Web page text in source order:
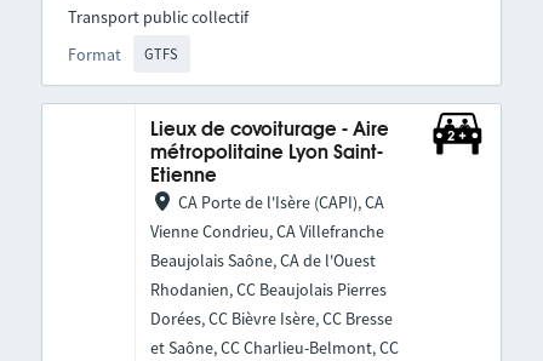
Format GTFS
Transport public collectif
Lieux de covoiturage - Aire
métropolitaine Lyon Saint-
Etienne
CA Porte de l'Isère (CAPI), CA
Vienne Condrieu, CA Villefranche
Beaujolais Saône, CA de l'Ouest
Rhodanien, CC Beaujolais Pierres
Dorées, CC Bièvre Isère, CC Bresse
et Saône, CC Charlieu-Belmont, CC